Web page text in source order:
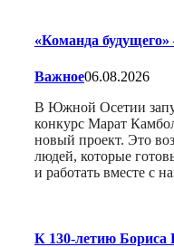
«Команда
Важное06.08.2026
В Южной Осетии
конкурс Марат
новый проект. Это
людей, которые
и работать вместе с
К 130-летию Бориса